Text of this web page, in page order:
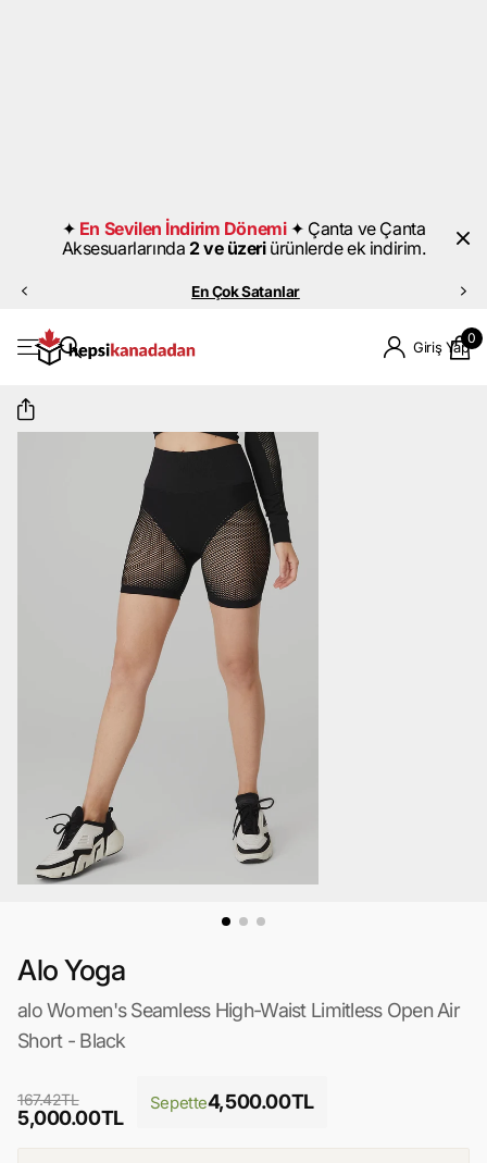
✦ En Sevilen İndirim Dönemi ✦ Çanta ve Çanta
Aksesuarlarında 2 ve üzeriürünlerde ek indirim.
En Çok Satanlar
Giriş Yap
0
Alo Yoga
alo Women's Seamless High-Waist Limitless Open Air
Short - Black
167.42TL
5,000.00TL
Sepette4,500.00TL